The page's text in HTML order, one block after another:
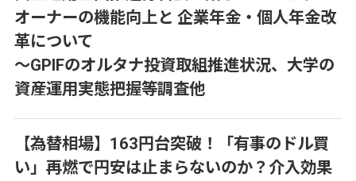
オーナーの機能向上と 企業年金・個人年金改
革について
～GPIFのオルタナ投資取組推進状況、大学の
資産運用実態把握等調査他
【為替相場】163円台突破！「有事のドル買
い」再燃で円安は止まらないのか？介入効果